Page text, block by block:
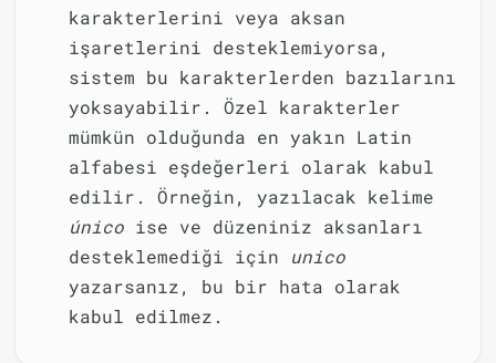
karakterlerini veya aksan
işaretlerini desteklemiyorsa,
sistem bu karakterlerden bazılarını
yoksayabilir. Özel karakterler
mümkün olduğunda en yakın Latin
alfabesi eşdeğerleri olarak kabul
edilir. Örneğin, yazılacak kelime
único ise ve düzeniniz aksanları
desteklemediği için unico
yazarsanız, bu bir hata olarak
kabul edilmez.